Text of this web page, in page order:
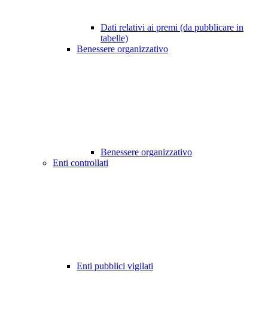
Dati relativi ai premi (da pubblicare in
tabelle)
Benessere organizzativo
Benessere organizzativo
Enti controllati
Enti pubblici vigilati